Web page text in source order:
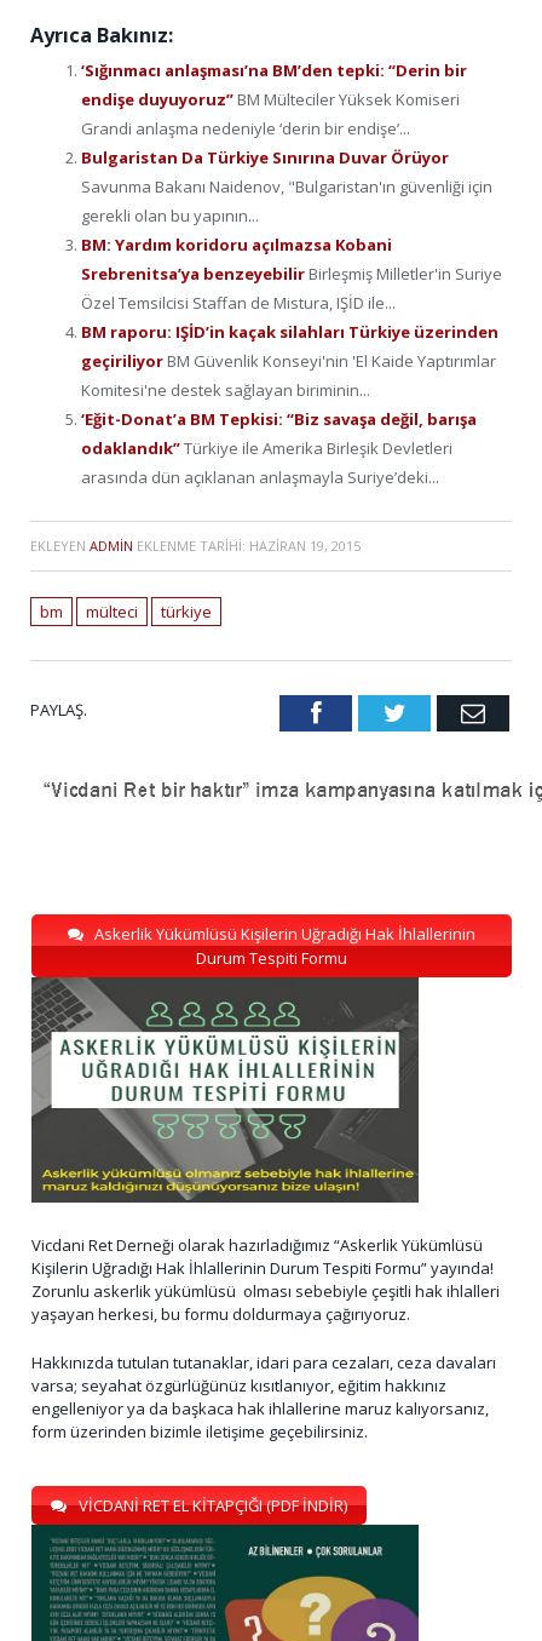
Ayrıca Bakınız:
‘Sığınmacı anlaşması’na BM’den tepki: “Derin bir
endişe duyuyoruz” BM Mülteciler Yüksek Komiseri
Grandi anlaşma nedeniyle ‘derin bir endişe’...
Bulgaristan Da Türkiye Sınırına Duvar Örüyor
Savunma Bakanı Naidenov, "Bulgaristan'ın güvenliği için
gerekli olan bu yapının...
BM: Yardım koridoru açılmazsa Kobani
Srebrenitsa’ya benzeyebilir Birleşmiş Milletler'in Suriye
Özel Temsilcisi Staffan de Mistura, IŞİD ile...
BM raporu: IŞİD’in kaçak silahları Türkiye üzerinden
geçiriliyor BM Güvenlik Konseyi'nin 'El Kaide Yaptırımlar
Komitesi'ne destek sağlayan biriminin...
‘Eğit-Donat’a BM Tepkisi: “Biz savaşa değil, barışa
odaklandık”Türkiye ile Amerika Birleşik Devletleri
arasında dün açıklanan anlaşmayla Suriye’deki...
EKLEYEN ADMIN EKLENME TARIHI: HAZIRAN 19, 2015
bm mülteci türkiye
PAYLAŞ. FacebookTwitter Email
Askerlik Yükümlüsü Kişilerin Uğradığı Hak İhlallerinin
Durum Tespiti Formu
Vicdani Ret Derneği olarak hazırladığımız “Askerlik Yükümlüsü
Kişilerin Uğradığı Hak İhlallerinin Durum Tespiti Formu” yayında!
Zorunlu askerlik yükümlüsü olması sebebiyle çeşitli hak ihlalleri
yaşayan herkesi, bu formu doldurmaya çağırıyoruz.
Hakkınızda tutulan tutanaklar, idari para cezaları, ceza davaları
varsa; seyahat özgürlüğünüz kısıtlanıyor, eğitim hakkınız
engelleniyor ya da başkaca hak ihlallerine maruz kalıyorsanız,
form üzerinden bizimle iletişime geçebilirsiniz.
VİCDANİ RET EL KİTAPÇIĞI (PDF İNDİR)